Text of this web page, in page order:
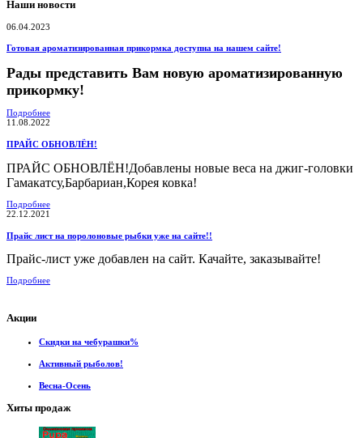
Наши новости
06.04.2023
Готовая ароматизированная прикормка доступна на нашем сайте!
Рады представить Вам новую ароматизированную
прикормку!
Подробнее
11.08.2022
ПРАЙС ОБНОВЛЁН!
ПРАЙС ОБНОВЛЁН!Добавлены новые веса на джиг-головки
Гамакатсу,Барбариан,Корея ковка!
Подробнее
22.12.2021
Прайс лист на поролоновые рыбки уже на сайте!!
Прайс-лист уже добавлен на сайт. Качайте, заказывайте!
Подробнее
Акции
Скидки на чебурашки%
Активный рыболов!
Весна-Осень
Хиты продаж